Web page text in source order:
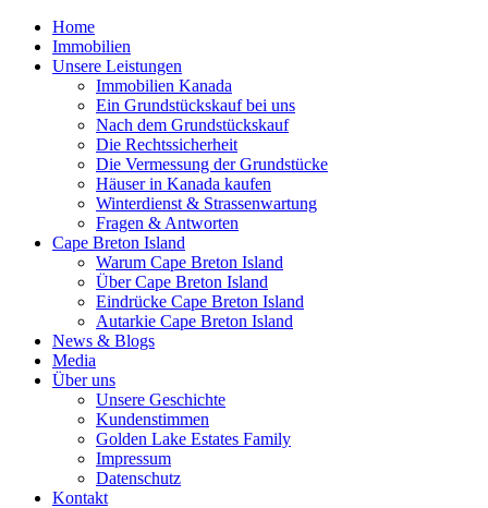
Home
Immobilien
Unsere Leistungen
Immobilien Kanada
Ein Grundstückskauf bei uns
Nach dem Grundstückskauf
Die Rechtssicherheit
Die Vermessung der Grundstücke
Häuser in Kanada kaufen
Winterdienst & Strassenwartung
Fragen & Antworten
Cape Breton Island
Warum Cape Breton Island
Über Cape Breton Island
Eindrücke Cape Breton Island
Autarkie Cape Breton Island
News & Blogs
Media
Über uns
Unsere Geschichte
Kundenstimmen
Golden Lake Estates Family
Impressum
Datenschutz
Kontakt